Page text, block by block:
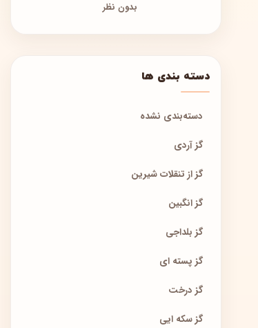
بدون نظر
دسته بندی ها
دسته‌بندی نشده
گز آردی
گز از تنقلات شیرین
گز انگبین
گز بلداجی
گز پسته ای
گز درخت
گز سکه ایی